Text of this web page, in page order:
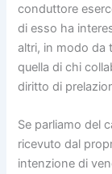
conduttore
di esso ha
altri, in modo da
quella di chi
diritto di
Se parliamo del
ricevuto dal
intenzione di